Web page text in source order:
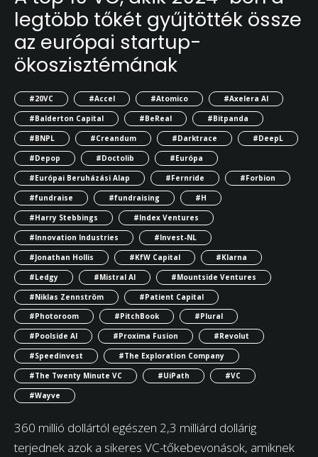
legtöbb tőkét gyűjtötték össze
az európai startup-
ökoszisztémának
#20VC #Accel #Atomico
#Axelera AI
#Balderton Capital
#BeReal
#Bitpanda
#BNPL
#Creandum #Darktrace
#DeepL
#Depop
#Doctolib
#Európa
#Európai Beruházási Alap
#Fernride
#Forbion
#fundraise
#fundraising
#H
#Harry Stebbings
#Index Ventures
#Innovation Industries
#Invest-NL
#Jonathan Hollis
#KfW Capital
#Klarna
#Ledgy
#Mistral AI
#Mountside Ventures
#Niklas Zennström
#Patient Capital
#Photoroom
#PitchBook
#Plural
#Poolside AI
#Proxima Fusion
#Revolut
#Speedinvest
#The Exploration Company
#The Twenty Minute VC
#UiPath
#VC
#Wayve
360 millió dollártól egészen 2,3 milliárd dollárig
terjednek azok a sikeres VC-tőkebevonások, amiknek